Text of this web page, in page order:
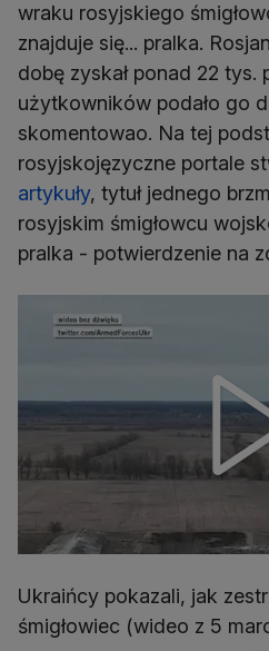
wraku rosyjskiego
znajduje się... pralka.
dobę zyskał ponad 22 tys.
użytkowników podało go
skomentowao. Na tej
rosyjskojęzyczne portale
artykuły, tytuł jednego
rosyjskim śmigłowcu
pralka - potwierdzenie na
Ukraińcy pokazali, jak
śmigłowiec (wideo z 5